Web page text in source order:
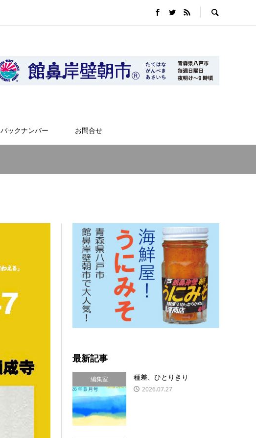
バックナンバー お問合せ
最新記事
編集室 種差、ひとりきり
2026.07.27